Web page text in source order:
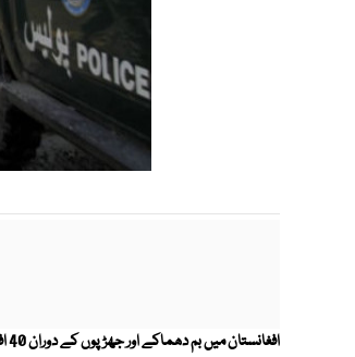
افغانستان میں بم دھماکے اور جھڑپوں کے دوران 40 افراد ہلاک اور متعدد زخمی ہوگئے۔